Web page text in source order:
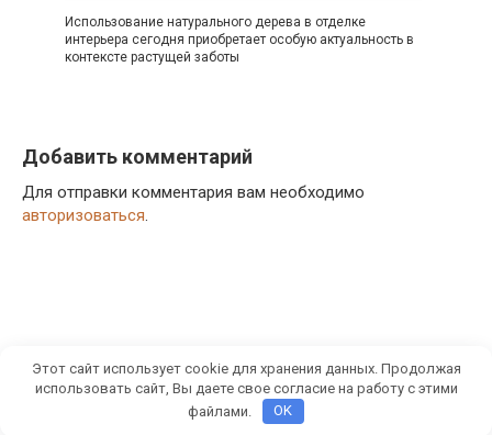
Использование натурального дерева в отделке
интерьера сегодня приобретает особую актуальность в
контексте растущей заботы
Добавить комментарий
Для отправки комментария вам необходимо
авторизоваться.
© 2026 Moiydom.ru
Этот сайт использует cookie для хранения данных. Продолжая
использовать сайт, Вы даете свое согласие на работу с этими
файлами.
OK